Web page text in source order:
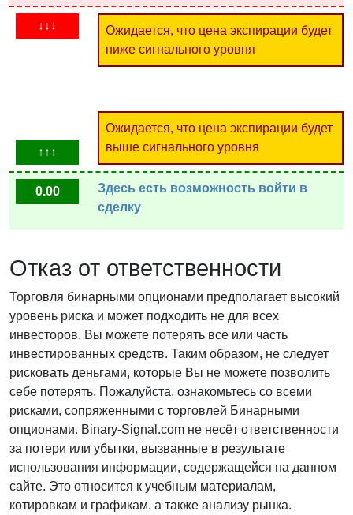
↓↓↓
Ожидается, что цена экспирации будет
ниже сигнального уровня
↑↑↑
Ожидается, что цена экспирации будет
выше сигнального уровня
0.00
Здесь есть возможность войти в
сделку
Отказ от ответственности
Торговля бинарными опционами предполагает высокий
уровень риска и может подходить не для всех
инвесторов. Вы можете потерять все или часть
инвестированных средств. Таким образом, не следует
рисковать деньгами, которые Вы не можете позволить
себе потерять. Пожалуйста, ознакомьтесь со всеми
рисками, сопряженными с торговлей Бинарными
опционами. Binary-Signal.com не несёт ответственности
за потери или убытки, вызванные в результате
использования информации, содержащейся на данном
сайте. Это относится к учебным материалам,
котировкам и графикам, а также анализу рынка.